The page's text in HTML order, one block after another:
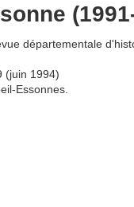
départementale
(juin 1994)
Essonnes.